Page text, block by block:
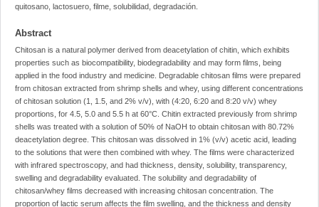
quitosano, lactosuero, filme, solubilidad, degradación.
Abstract
Chitosan is a natural polymer derived from deacetylation of chitin, which exhibits
properties such as biocompatibility, biodegradability and may form films, being
applied in the food industry and medicine. Degradable chitosan films were prepared
from chitosan extracted from shrimp shells and whey, using different concentrations
of chitosan solution (1, 1.5, and 2% v/v), with (4:20, 6:20 and 8:20 v/v) whey
proportions, for 4.5, 5.0 and 5.5 h at 60°C. Chitin extracted previously from shrimp
shells was treated with a solution of 50% of NaOH to obtain chitosan with 80.72%
deacetylation degree. This chitosan was dissolved in 1% (v/v) acetic acid, leading
to the solutions that were then combined with whey. The films were characterized
with infrared spectroscopy, and had thickness, density, solubility, transparency,
swelling and degradability evaluated. The solubility and degradability of
chitosan/whey films decreased with increasing chitosan concentration. The
proportion of lactic serum affects the film swelling, and the thickness and density